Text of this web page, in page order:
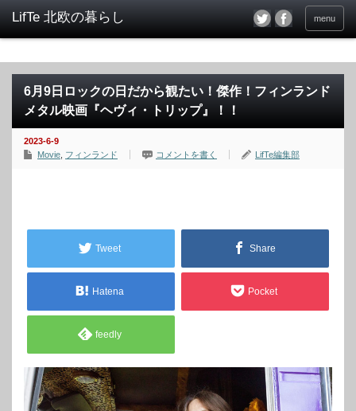
menu
6月9日ロックの日だから観たい！傑作！フィンランド
メタル映画『ヘヴィ・トリップ』！！
2023-6-9
Movie フィンランド コメントを書く LifTe編集部
Tweet Share
Hatena Pocket
feedly